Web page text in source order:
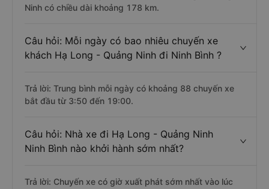
Ninh có chiều dài khoảng 178 km.
Câu hỏi: Mỗi ngày có bao nhiêu chuyến xe
khách Hạ Long - Quảng Ninh đi Ninh Bình ?
Trả lời: Trung bình mỗi ngày có khoảng 88 chuyến xe
bắt đầu từ 3:50 đến 19:00.
Câu hỏi: Nhà xe đi Hạ Long - Quảng Ninh
Ninh Bình nào khởi hành sớm nhất?
Trả lời: Chuyến xe có giờ xuất phát sớm nhất vào lúc